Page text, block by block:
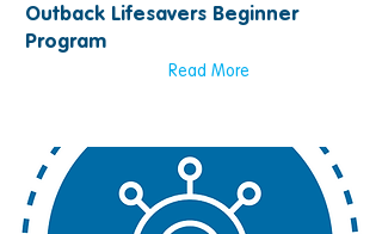
Outback Lifesavers Beginner
Program
Read More